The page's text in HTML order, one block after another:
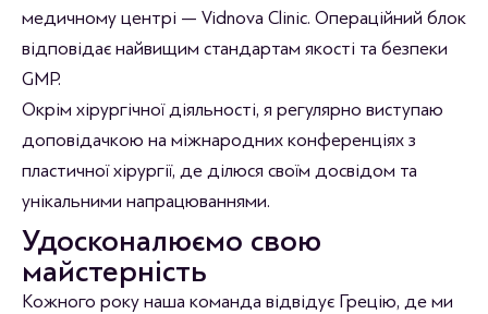
медичному центрі — Vidnova Clinic. Операційний блок
відповідає найвищим стандартам якості та безпеки
GMP.
Окрім хірургічної діяльності, я регулярно виступаю
доповідачкою на міжнародних конференціях з
пластичної хірургії, де ділюся своїм досвідом та
унікальними напрацюваннями.
Удосконалюємо свою
майстерність
Кожного року наша команда відвідує Грецію, де ми